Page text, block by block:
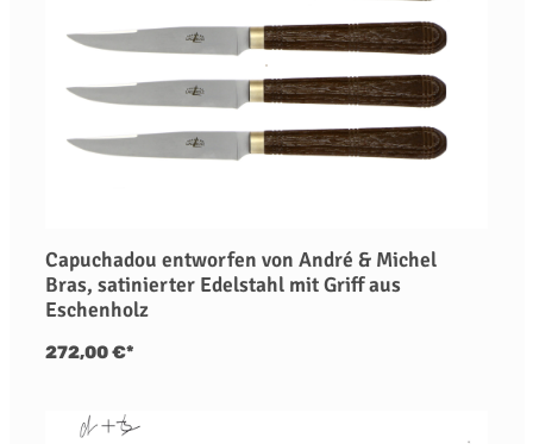
Capuchadou entworfen von André & Michel
Bras, satinierter Edelstahl mit Griff aus
Eschenholz
272,00 €*